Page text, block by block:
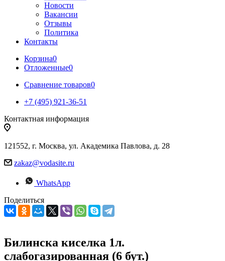
Новости
Вакансии
Отзывы
Политика
Контакты
Корзина0
Отложенные0
Сравнение товаров0
+7 (495) 921-36-51
Контактная информация
121552, г. Москва, ул. Академика Павлова, д. 28
zakaz@vodasite.ru
WhatsApp
Поделиться
Билинска киселка 1л.
слабогазированная (6 бут.)